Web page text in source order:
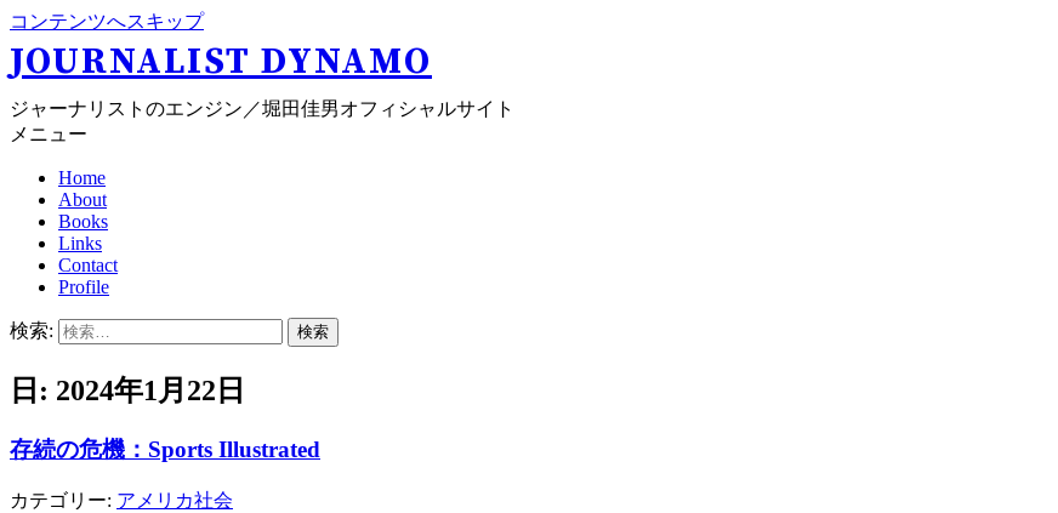
コンテンツへスキップ
JOURNALIST DYNAMO
ジャーナリストのエンジン／堀田佳男オフィシャルサイト
メニュー
Home
About
Books
Links
Contact
Profile
検索:
日: 2024年1月22日
存続の危機：Sports Illustrated
カテゴリー: アメリカ社会